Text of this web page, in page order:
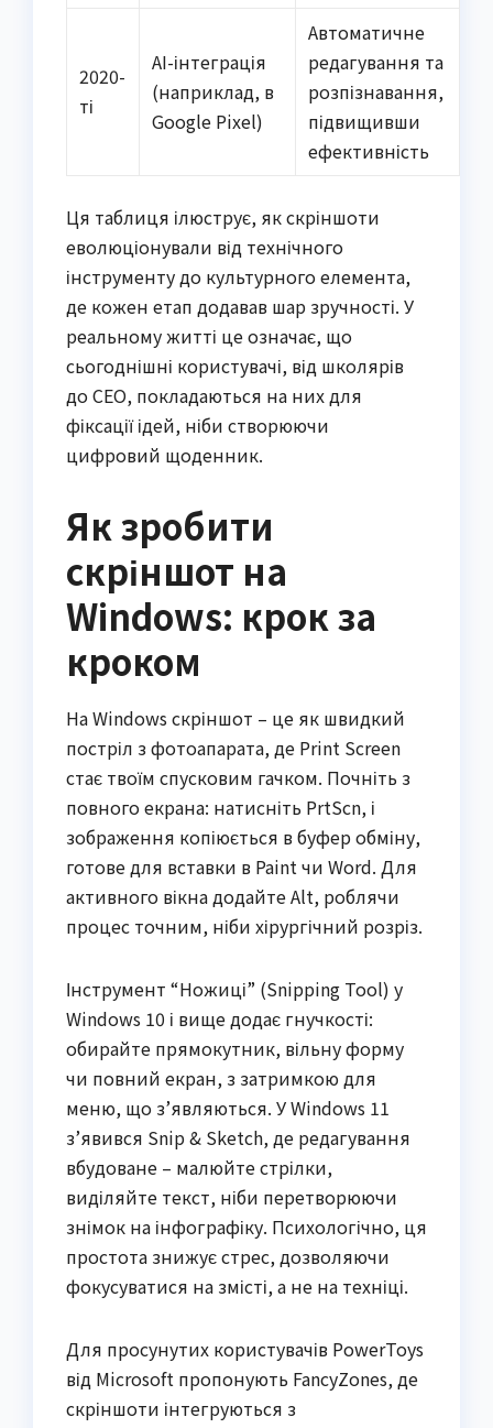
2020-
ті
AI-інтеграція
(наприклад, в
Google Pixel)
Автоматичне
редагування та
розпізнавання,
підвищивши
ефективність
Ця таблиця ілюструє, як скріншоти
еволюціонували від технічного
інструменту до культурного елемента,
де кожен етап додавав шар зручності. У
реальному житті це означає, що
сьогоднішні користувачі, від школярів
до CEO, покладаються на них для
фіксації ідей, ніби створюючи
цифровий щоденник.
Як зробити
скріншот на
Windows: крок за
кроком
На Windows скріншот – це як швидкий
постріл з фотоапарата, де Print Screen
стає твоїм спусковим гачком. Почніть з
повного екрана: натисніть PrtScn, і
зображення копіюється в буфер обміну,
готове для вставки в Paint чи Word. Для
активного вікна додайте Alt, роблячи
процес точним, ніби хірургічний розріз.
Інструмент “Ножиці” (Snipping Tool) у
Windows 10 і вище додає гнучкості:
обирайте прямокутник, вільну форму
чи повний екран, з затримкою для
меню, що з’являються. У Windows 11
з’явився Snip & Sketch, де редагування
вбудоване – малюйте стрілки,
виділяйте текст, ніби перетворюючи
знімок на інфографіку. Психологічно, ця
простота знижує стрес, дозволяючи
фокусуватися на змісті, а не на техніці.
Для просунутих користувачів PowerToys
від Microsoft пропонують FancyZones, де
скріншоти інтегруються з